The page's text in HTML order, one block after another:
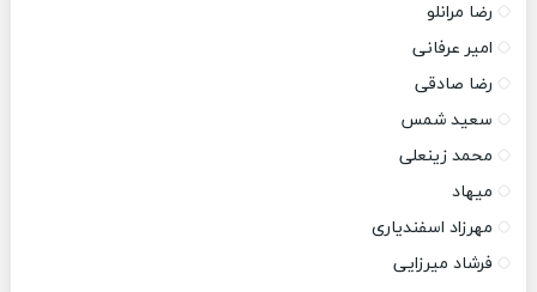
رضا مرانلو
امیر عرفانی
رضا صادقی
سعید شمس
محمد زینعلی
میهاد
مهرزاد اسفندیاری
فرشاد میرزایی